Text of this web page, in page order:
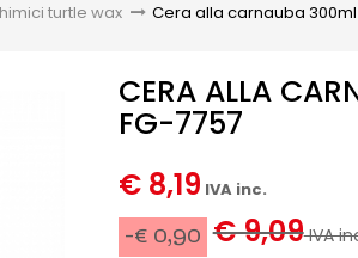
turtle wax > Cera alla carnauba
CERA ALLA
FG-7757
€ 8,19 IVA inc.
-€ 0,90 € 9,09IVA